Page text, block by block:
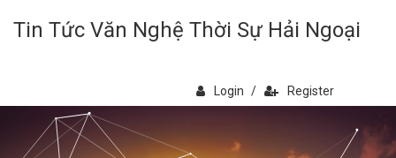
Tin Tức Văn Nghệ Thời Sự Hải Ngoại
Login / Register